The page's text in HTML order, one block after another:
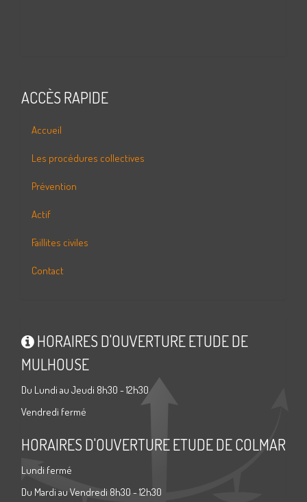
ACCÈS RAPIDE
Accueil
Les procédures collectives
Prévention
Actif
Faillites civiles
Contact
HORAIRES D'OUVERTURE ETUDE DE
MULHOUSE
Du Lundi au Jeudi 8h30 - 12h30
Vendredi fermé
HORAIRES D'OUVERTURE ETUDE DE COLMAR
Lundi fermé
Du Mardi au Vendredi 8h30 - 12h30